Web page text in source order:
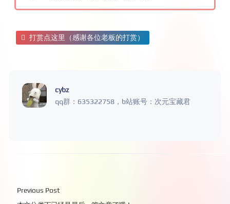
打赏点这里（感谢各位老板的打赏）
cybz
qq群：635322758，b站账号：次元宝藏君
Previous Post